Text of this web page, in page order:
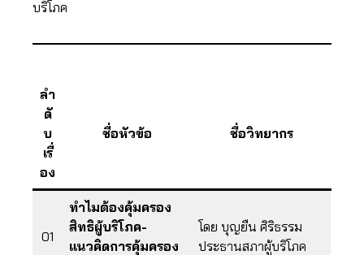
บริโภค
ลำ
ดั
บ
เรื่
อง
ชื่อหัวข้อ ชื่อวิทยากร
01
ทำไมต้องคุ้มครอง
สิทธิผู้บริโภค-
แนวคิดการคุ้มครอง
โดย บุญยืน ศิริธรรม
ประธานสภาผู้บริโภค